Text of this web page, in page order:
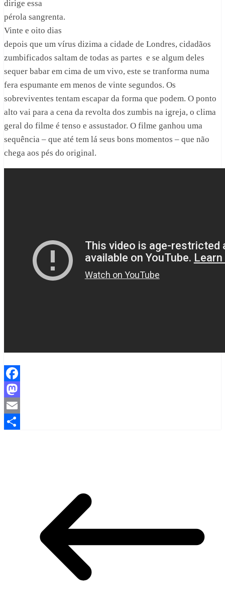
dirige essa
pérola sangrenta.
Vinte e oito dias
depois que um vírus dizima a cidade de Londres, cidadãos
zumbificados saltam de todas as partes e se algum deles
sequer babar em cima de um vivo, este se tranforma numa
fera espumante em menos de vinte segundos. Os
sobreviventes tentam escapar da forma que podem. O ponto
alto vai para a cena da revolta dos zumbis na igreja, o clima
geral do filme é tenso e assustador. O filme ganhou uma
sequência – que até tem lá seus bons momentos – que não
chega aos pés do original.
Facebook
Mastodon
Email